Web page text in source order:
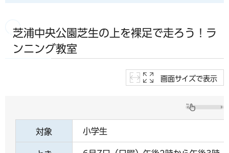
芝浦中央公園芝生の上を裸足で走ろう！ラ
ンニング教室
画面サイズで表示
対象 小学生